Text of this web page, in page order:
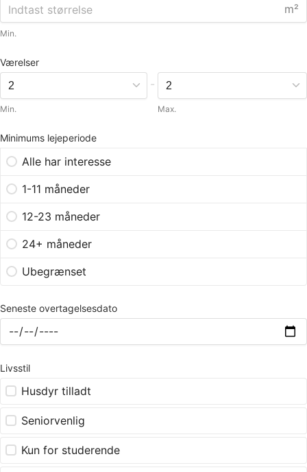
m²
Min.
Værelser
Min.
-
Max.
Minimums lejeperiode
Alle har interesse
1-11 måneder
12-23 måneder
24+ måneder
Ubegrænset
Seneste overtagelsesdato
Livsstil
Husdyr tilladt
Seniorvenlig
Kun for studerende